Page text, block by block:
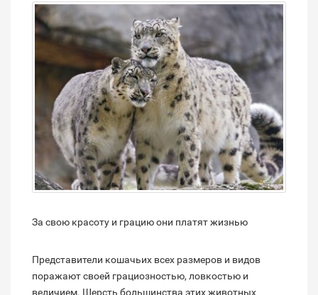
За свою красоту и грацию они платят жизнью
Представители кошачьих всех размеров и видов
поражают своей грациозностью, ловкостью и
величием. Шерсть большинства этих животных